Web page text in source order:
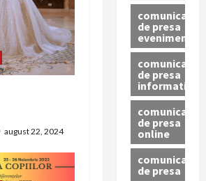
august 22, 2024
comunicat
de presa
eveniment
comunicat
de presa
informativ
comunicat
de presa
online
comunicate
de presa